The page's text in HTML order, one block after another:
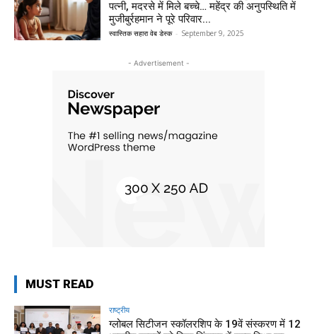
पत्नी, मदरसे में मिले बच्चे… महेंद्र की अनुपस्थिति में
मुजीबुर्रहमान ने पूरे परिवार...
स्वास्तिक सहारा वेब डेस्क - September 9, 2025
- Advertisement -
MUST READ
राष्ट्रीय
ग्लोबल सिटीजन स्कॉलरशिप के 19वें संस्करण में 12